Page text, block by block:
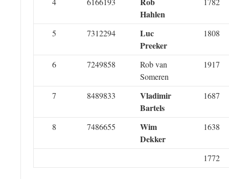
Hahlen
5 7312294
Luc
Preeker
1808
6 7249858
Rob van
Someren
1917
7 8489833
Vladimir
Bartels
1687
8 7486655
Wim
Dekker
1638
1772